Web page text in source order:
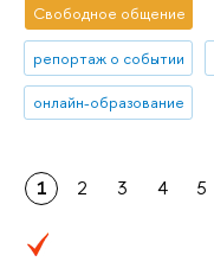
Свободное общение
репортаж о событии
онлайн-образование
1 2 3 4 5